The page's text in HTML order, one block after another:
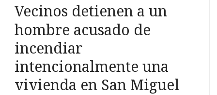
Vecinos detienen a un
hombre acusado de
incendiar
intencionalmente una
vivienda en San Miguel